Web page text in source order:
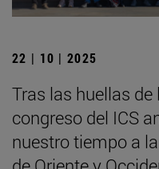
22 | 10 | 2025
Tras las huellas
congreso del ICS
nuestro tiempo a